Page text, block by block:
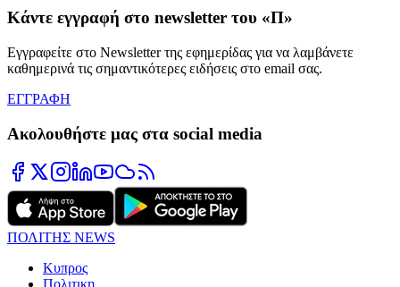
Κάντε εγγραφή στο newsletter του «Π»
Εγγραφείτε στο Newsletter της εφημερίδας για να λαμβάνετε
καθημερινά τις σημαντικότερες ειδήσεις στο email σας.
ΕΓΓΡΑΦΗ
Ακολουθήστε μας στα social media
ΠΟΛΙΤΗΣ NEWS
Κυπρος
Πολιτικη